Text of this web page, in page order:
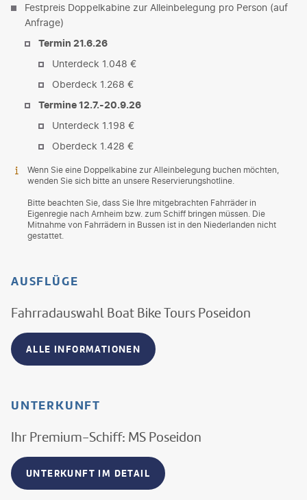
Festpreis Doppelkabine zur Alleinbelegung pro Person (auf
Anfrage)
Termin 21.6.26
Unterdeck 1.048 €
Oberdeck 1.268 €
Termine 12.7.-20.9.26
Unterdeck 1.198 €
Oberdeck 1.428 €
Wenn Sie eine Doppelkabine zur Alleinbelegung buchen möchten,
wenden Sie sich bitte an unsere Reservierungshotline.
Bitte beachten Sie, dass Sie Ihre mitgebrachten Fahrräder in
Eigenregie nach Arnheim bzw. zum Schiff bringen müssen. Die
Mitnahme von Fahrrädern in Bussen ist in den Niederlanden nicht
gestattet.
AUSFLÜGE
Fahrradauswahl Boat Bike Tours Poseidon
ALLE INFORMATIONEN
UNTERKUNFT
Ihr Premium-Schiff: MS Poseidon
UNTERKUNFT IM DETAIL